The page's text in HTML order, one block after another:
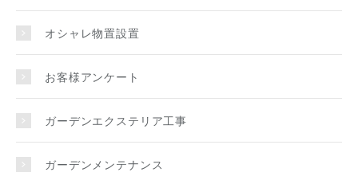
オシャレ物置設置
お客様アンケート
ガーデンエクステリア工事
ガーデンメンテナンス